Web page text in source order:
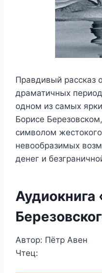
Правдивый рассказ
драматичных
одном из самых
Борисе
символом
невообразимых
денег и
Аудиокнига
Автор: Пётр Авен
Чтец: